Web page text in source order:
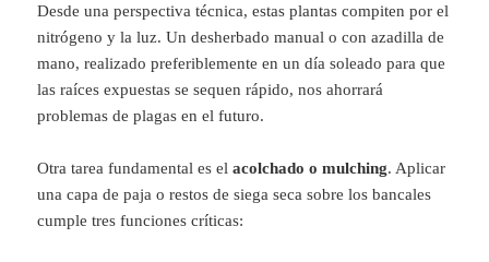
Desde una perspectiva técnica, estas plantas compiten por el
nitrógeno y la luz. Un desherbado manual o con azadilla de
mano, realizado preferiblemente en un día soleado para que
las raíces expuestas se sequen rápido, nos ahorrará
problemas de plagas en el futuro.
Otra tarea fundamental es elacolchado o mulching. Aplicar
una capa de paja o restos de siega seca sobre los bancales
cumple tres funciones críticas: